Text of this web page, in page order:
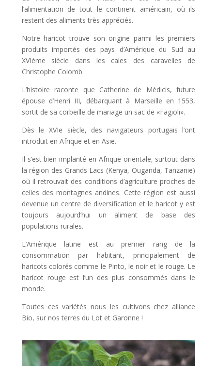
l’alimentation de tout le continent américain, où ils
restent des aliments très appréciés.
Notre haricot trouve son origine parmi les premiers
produits importés des pays d’Amérique du Sud au
XVIème siècle dans les cales des caravelles de
Christophe Colomb.
L’histoire raconte que Catherine de Médicis, future
épouse d’Henri III, débarquant à Marseille en 1553,
sortit de sa corbeille de mariage un sac de «Fagioli».
Dès le XVIe siècle, des navigateurs portugais l’ont
introduit en Afrique et en Asie.
Il s’est bien implanté en Afrique orientale, surtout dans
la région des Grands Lacs (Kenya, Ouganda, Tanzanie)
où il retrouvait des conditions d’agriculture proches de
celles des montagnes andines. Cette région est aussi
devenue un centre de diversification et le haricot y est
toujours aujourd’hui un aliment de base des
populations rurales.
L’Amérique latine est au premier rang de la
consommation par habitant, principalement de
haricots colorés comme le Pinto, le noir et le rouge. Le
haricot rouge est l’un des plus consommés dans le
monde.
Toutes ces variétés nous les cultivons chez alliance
Bio, sur nos terres du Lot et Garonne !